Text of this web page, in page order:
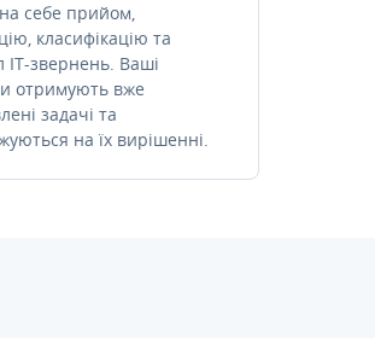
себе прийом,
класифікацію та
IT-звернень. Ваші
отримують вже
задачі та
на їх вирішенні.